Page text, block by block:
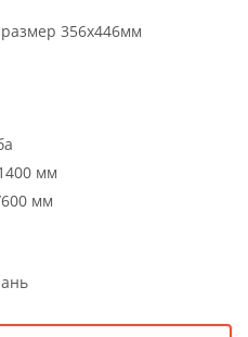
размер 356х446мм
мм
мм